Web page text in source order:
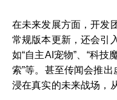
在未来发展方面，开发
常规版本更新，还会引
如“自主AI宠物”、“科技
索”等。甚至传闻会推
浸在真实的未来战场，